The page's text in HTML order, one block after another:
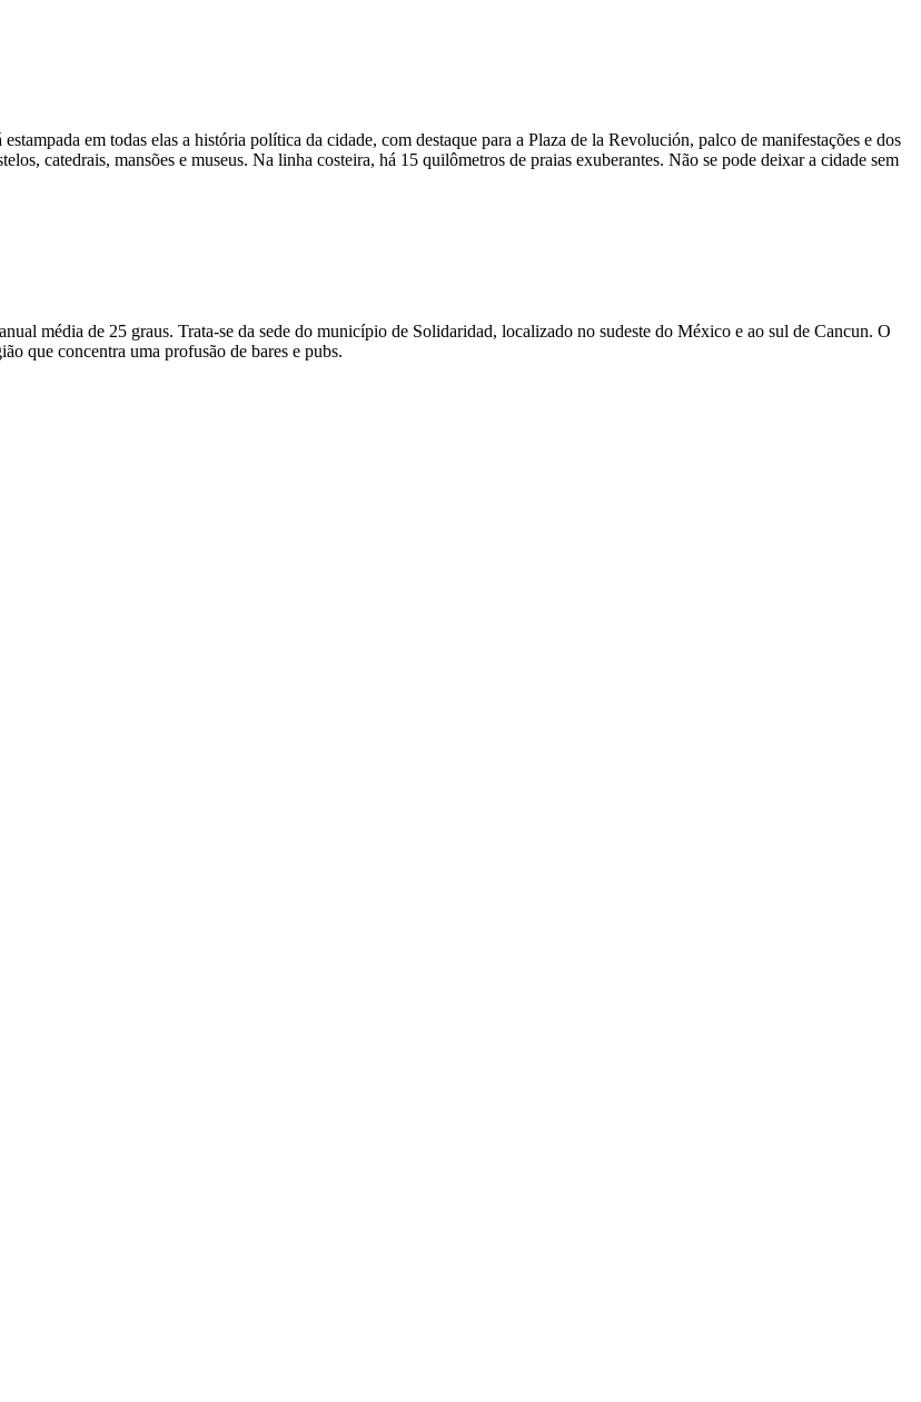
em todas elas a história política da cidade, com destaque para a Plaza de la Revolución, palco de manifestações e dos
catedrais, mansões e museus. Na linha costeira, há 15 quilômetros de praias exuberantes. Não se pode deixar a cidade sem
média de 25 graus. Trata-se da sede do município de Solidaridad, localizado no sudeste do México e ao sul de Cancun. O
que concentra uma profusão de bares e pubs.